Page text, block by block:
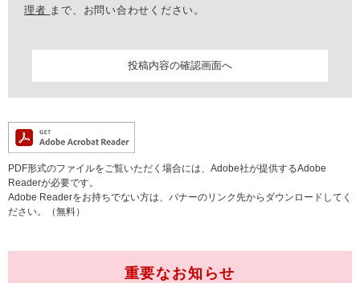
理者 まで、お問い合わせください。
PDF形式のファイルをご覧いただく場合には、Adobe社が提供するAdobe
Readerが必要です。
Adobe Readerをお持ちでない方は、バナーのリンク先からダウンロードしてく
ださい。（無料）
重要なお知らせ